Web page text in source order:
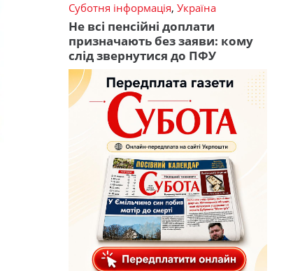
Суботня інформація, Україна
Не всі пенсійні доплати
призначають без заяви: кому
слід звернутися до ПФУ